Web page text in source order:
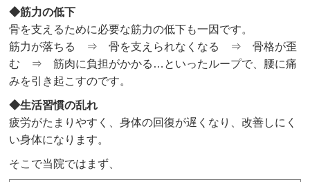
◆筋力の低下
骨を支えるために必要な筋力の低下も一因です。
筋力が落ちる ⇒ 骨を支えられなくなる ⇒ 骨格が歪
む ⇒ 筋肉に負担がかかる…といったループで、腰に痛
みを引き起こすのです。
◆生活習慣の乱れ
疲労がたまりやすく、身体の回復が遅くなり、改善しにく
い身体になります。
そこで当院ではまず、